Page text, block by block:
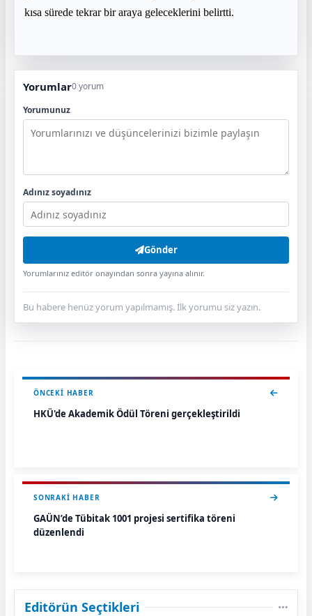
kısa sürede tekrar bir araya geleceklerini belirtti.
Yorumlar0 yorum
Yorumunuz
Adınız soyadınız
Gönder
Yorumlarınız editör onayından sonra yayına alınır.
Bu habere henüz yorum yapılmamış. İlk yorumu siz yazın.
ÖNCEKI HABER
HKÜ'de Akademik Ödül Töreni gerçekleştirildi
SONRAKI HABER
GAÜN’de Tübitak 1001 projesi sertifika töreni
düzenlendi
Editörün Seçtikleri